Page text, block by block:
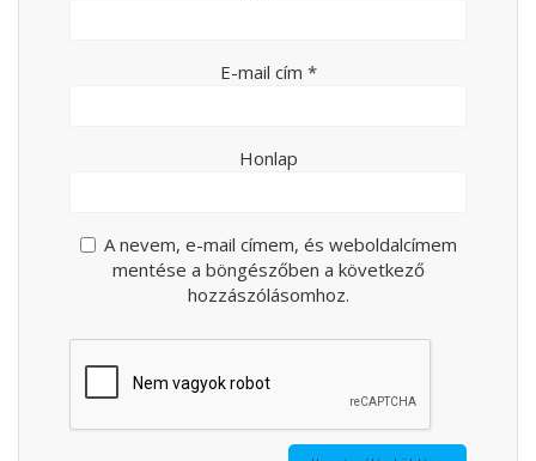
E-mail cím *
Honlap
A nevem, e-mail címem, és weboldalcímem
mentése a böngészőben a következő
hozzászólásomhoz.